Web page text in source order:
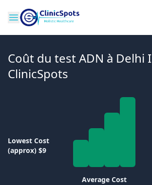
Coût du test ADN à Delhi I
ClinicSpots
Lowest Cost
(approx) $9
Average Cost